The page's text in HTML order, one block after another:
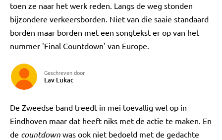
toen ze naar het werk reden. Langs de weg stonden
bijzondere verkeersborden. Niet van die saaie standaard
borden maar borden met een songtekst er op van het
nummer 'Final Countdown' van Europe.
Geschreven door
Lav Lukac
De Zweedse band treedt in mei toevallig wel op in
Eindhoven maar dat heeft niks met de actie te maken. En
de countdown was ook niet bedoeld met de gedachte